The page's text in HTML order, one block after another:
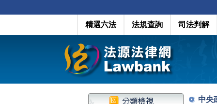
精選六法 法規查詢 司法判解
中央